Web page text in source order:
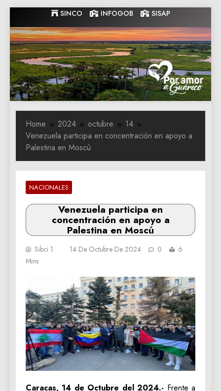
to
content
SINCO INFOGOB SISAP
Gobernacion
de Guarico
Gobernacion de Guarico
Home 2024 octubre
14
Venezuela participa en concentración en apoyo a
Palestina en Moscú
NACIONALES
Venezuela participa en
concentración en apoyo a
Palestina en Moscú
Sibci 1 14 De Octubre De 2024 0
6
Mins
Caracas, 14 de Octubre del 2024.- Frente a